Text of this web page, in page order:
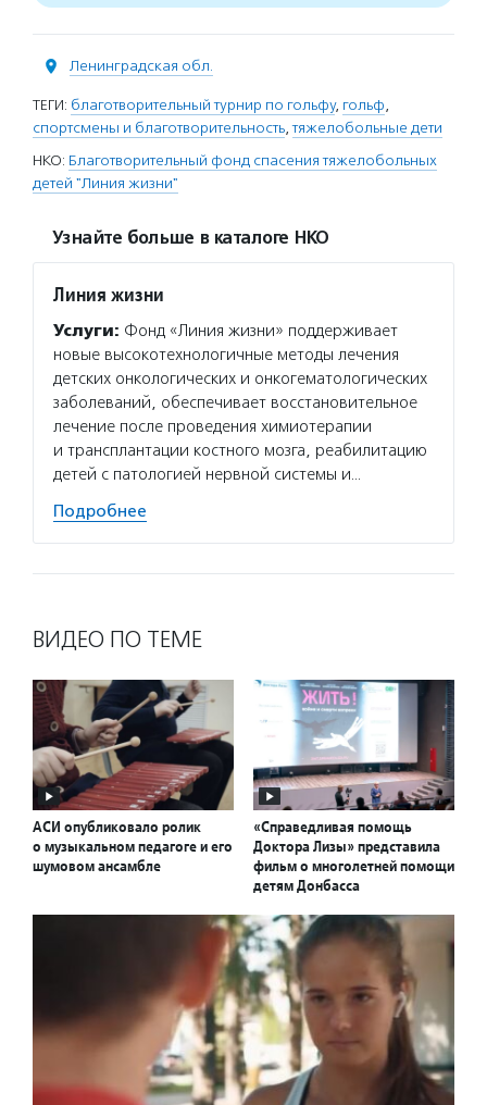
Ленинградская обл.
ТЕГИ: благотворительный турнир по гольфу, гольф,
спортсмены и благотворительность,тяжелобольные дети
НКО: Благотворительный фонд спасения тяжелобольных
детей "Линия жизни"
Узнайте больше в каталоге НКО
Линия жизни
Услуги: Фонд «Линия жизни» поддерживает
новые высокотехнологичные методы лечения
детских онкологических и онкогематологических
заболеваний, обеспечивает восстановительное
лечение после проведения химиотерапии
и трансплантации костного мозга, реабилитацию
детей с патологией нервной системы и…
Подробнее
ВИДЕО ПО ТЕМЕ
АСИ опубликовало ролик
о музыкальном педагоге и его
шумовом ансамбле
«Справедливая помощь
Доктора Лизы» представила
фильм о многолетней помощи
детям Донбасса